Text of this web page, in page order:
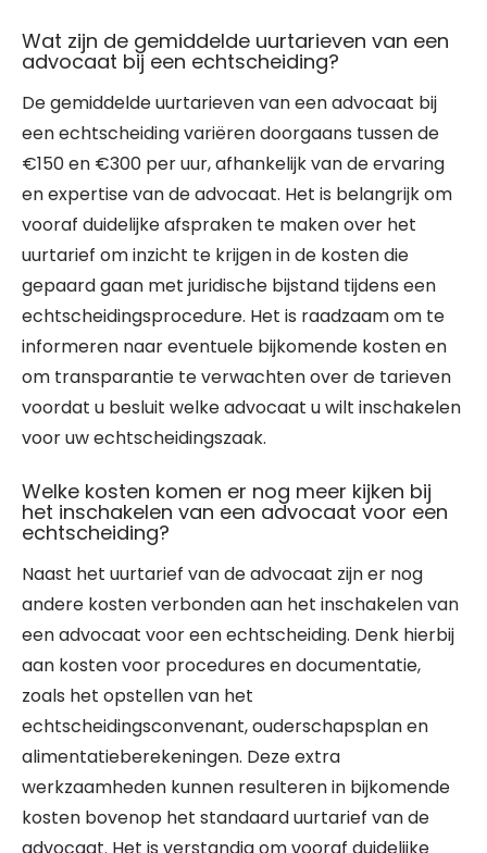
Wat zijn de gemiddelde uurtarieven van een
advocaat bij een echtscheiding?
De gemiddelde uurtarieven van een advocaat bij
een echtscheiding variëren doorgaans tussen de
€150 en €300 per uur, afhankelijk van de ervaring
en expertise van de advocaat. Het is belangrijk om
vooraf duidelijke afspraken te maken over het
uurtarief om inzicht te krijgen in de kosten die
gepaard gaan met juridische bijstand tijdens een
echtscheidingsprocedure. Het is raadzaam om te
informeren naar eventuele bijkomende kosten en
om transparantie te verwachten over de tarieven
voordat u besluit welke advocaat u wilt inschakelen
voor uw echtscheidingszaak.
Welke kosten komen er nog meer kijken bij
het inschakelen van een advocaat voor een
echtscheiding?
Naast het uurtarief van de advocaat zijn er nog
andere kosten verbonden aan het inschakelen van
een advocaat voor een echtscheiding. Denk hierbij
aan kosten voor procedures en documentatie,
zoals het opstellen van het
echtscheidingsconvenant, ouderschapsplan en
alimentatieberekeningen. Deze extra
werkzaamheden kunnen resulteren in bijkomende
kosten bovenop het standaard uurtarief van de